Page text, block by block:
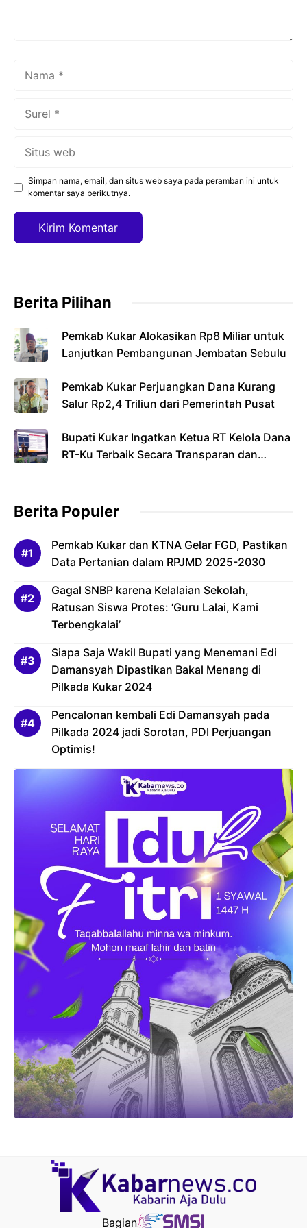
Simpan nama, email, dan situs web saya pada peramban ini untuk
komentar saya berikutnya.
Berita Pilihan
Pemkab Kukar Alokasikan Rp8 Miliar untuk
Lanjutkan Pembangunan Jembatan Sebulu
Pemkab Kukar Perjuangkan Dana Kurang
Salur Rp2,4 Triliun dari Pemerintah Pusat
Bupati Kukar Ingatkan Ketua RT Kelola Dana
RT-Ku Terbaik Secara Transparan dan
Berita Populer
Pemkab Kukar dan KTNA Gelar FGD, Pastikan
Data Pertanian dalam RPJMD 2025-2030
Gagal SNBP karena Kelalaian Sekolah,
Ratusan Siswa Protes: ‘Guru Lalai, Kami
Terbengkalai’
Siapa Saja Wakil Bupati yang Menemani Edi
Damansyah Dipastikan Bakal Menang di
Pilkada Kukar 2024
Pencalonan kembali Edi Damansyah pada
Pilkada 2024 jadi Sorotan, PDI Perjuangan
Optimis!
Bagian